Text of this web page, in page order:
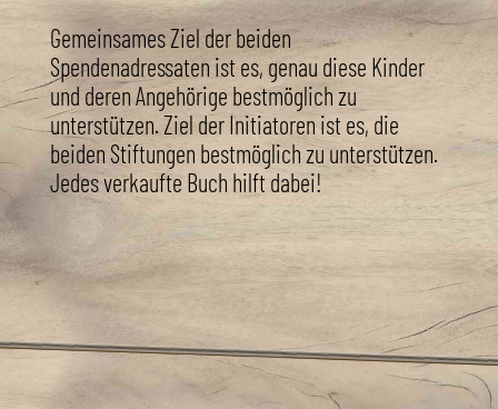
Gemeinsames Ziel der beiden
Spendenadressaten ist es, genau diese Kinder
und deren Angehörige bestmöglich zu
unterstützen. Ziel der Initiatoren ist es, die
beiden Stiftungen bestmöglich zu unterstützen.
Jedes verkaufte Buch hilft dabei!